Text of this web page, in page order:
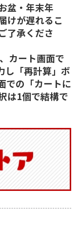
盆・年末年
けが遅れるこ
了承くださ
カート画面で
し「再計算」ボ
での「カートに
は1個で結構で